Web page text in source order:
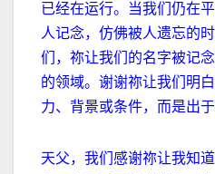
已经在运行。当我们仍在
人记念，仿佛被人遗忘的
们，祢让我们的名字被记
的领域。谢谢祢让我们明
力、背景或条件，而是出
天父，我们感谢祢让我知